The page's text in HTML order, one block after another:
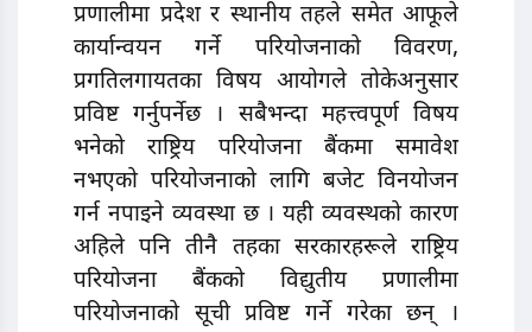
प्रणालीमा प्रदेश र स्थानीय तहले समेत आफूले
कार्यान्वयन गर्ने परियोजनाको विवरण,
प्रगतिलगायतका विषय आयोगले तोकेअनुसार
प्रविष्ट गर्नुपर्नेछ । सबैभन्दा महत्त्वपूर्ण विषय
भनेको राष्ट्रिय परियोजना बैंकमा समावेश
नभएको परियोजनाको लागि बजेट विनयोजन
गर्न नपाइने व्यवस्था छ । यही व्यवस्थको कारण
अहिले पनि तीनै तहका सरकारहरूले राष्ट्रिय
परियोजना बैंकको विद्युतीय प्रणालीमा
परियोजनाको सूची प्रविष्ट गर्ने गरेका छन् ।